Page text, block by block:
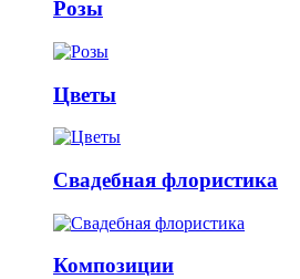
Розы
Цветы
Свадебная флористика
Композиции